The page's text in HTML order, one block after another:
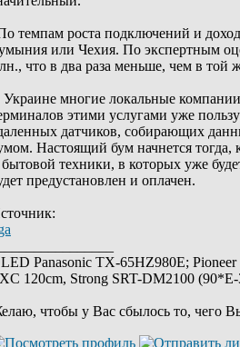
темпам роста подключений и
или Чехия. По экспертным
что в два раза меньше, чем в той
многие локальные
этими услугами уже
датчиков, собирающих
Настоящий бум начнется
техники, в которых уже
предустановлен и оплачен.
Panasonic TX-65HZ980E;
120cm, Strong SRT-DM2100
чтобы у Вас сбылось то, чего